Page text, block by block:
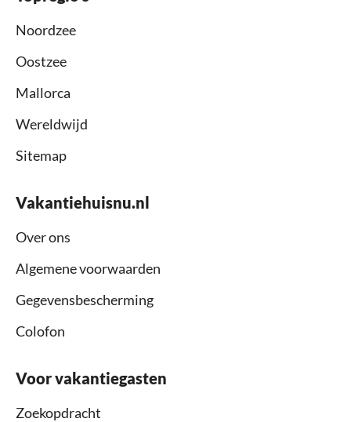
Noordzee
Oostzee
Mallorca
Wereldwijd
Sitemap
Vakantiehuisnu.nl
Over ons
Algemene voorwaarden
Gegevensbescherming
Colofon
Voor vakantiegasten
Zoekopdracht